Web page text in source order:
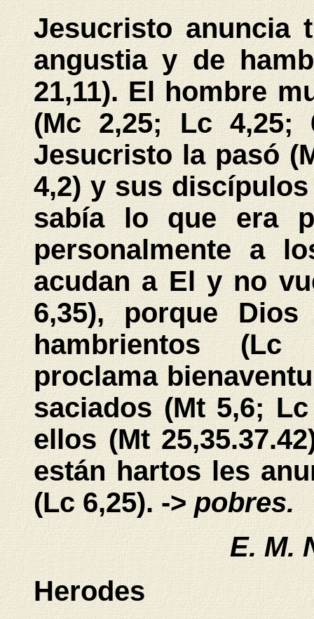
Jesucristo anuncia
angustia y de
21,11). El hombre
(Mc 2,25; Lc 4,25;
Jesucristo la pasó
4,2) y sus
sabía lo que era
personalmente a
acudan a El y no
6,35), porque
hambrientos
proclama
saciados (Mt 5,6;
ellos (Mt
están hartos les
(Lc 6,25). ->pobres.
E. M.
Herodes